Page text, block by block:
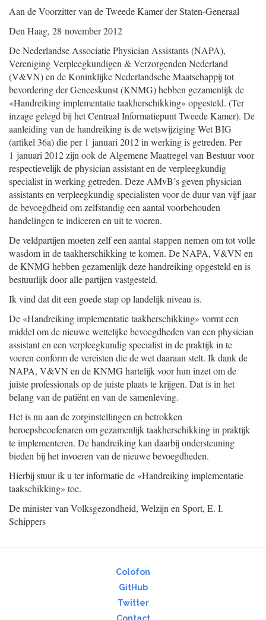
Aan de Voorzitter van de Tweede Kamer der Staten-Generaal
Den Haag, 28 november 2012
De Nederlandse Associatie Physician Assistants (NAPA),
Vereniging Verpleegkundigen & Verzorgenden Nederland
(V&VN) en de Koninklijke Nederlandsche Maatschappij tot
bevordering der Geneeskunst (KNMG) hebben gezamenlijk de
«Handreiking implementatie taakherschikking» opgesteld. (Ter
inzage gelegd bij het Centraal Informatiepunt Tweede Kamer). De
aanleiding van de handreiking is de wetswijziging Wet BIG
(artikel 36a) die per 1 januari 2012 in werking is getreden. Per
1 januari 2012 zijn ook de Algemene Maatregel van Bestuur voor
respectievelijk de physician assistant en de verpleegkundig
specialist in werking getreden. Deze AMvB’s geven physician
assistants en verpleegkundig specialisten voor de duur van vijf jaar
de bevoegdheid om zelfstandig een aantal voorbehouden
handelingen te indiceren en uit te voeren.
De veldpartijen moeten zelf een aantal stappen nemen om tot volle
wasdom in de taakherschikking te komen. De NAPA, V&VN en
de KNMG hebben gezamenlijk deze handreiking opgesteld en is
bestuurlijk door alle partijen vastgesteld.
Ik vind dat dit een goede stap op landelijk niveau is.
De «Handreiking implementatie taakherschikking» vormt een
middel om de nieuwe wettelijke bevoegdheden van een physician
assistant en een verpleegkundig specialist in de praktijk in te
voeren conform de vereisten die de wet daaraan stelt. Ik dank de
NAPA, V&VN en de KNMG hartelijk voor hun inzet om de
juiste professionals op de juiste plaats te krijgen. Dat is in het
belang van de patiënt en van de samenleving.
Het is nu aan de zorginstellingen en betrokken
beroepsbeoefenaren om gezamenlijk taakherschikking in praktijk
te implementeren. De handreiking kan daarbij ondersteuning
bieden bij het invoeren van de nieuwe bevoegdheden.
Hierbij stuur ik u ter informatie de «Handreiking implementatie
taakschikking» toe.
De minister van Volksgezondheid, Welzijn en Sport, E. I.
Schippers
Colofon
GitHub
Twitter